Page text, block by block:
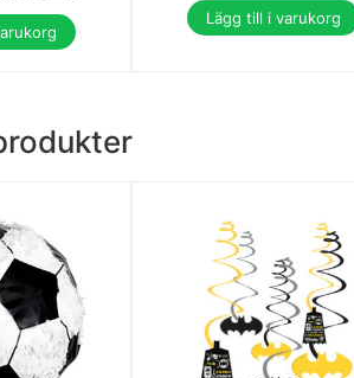
Lägg till i varukorg